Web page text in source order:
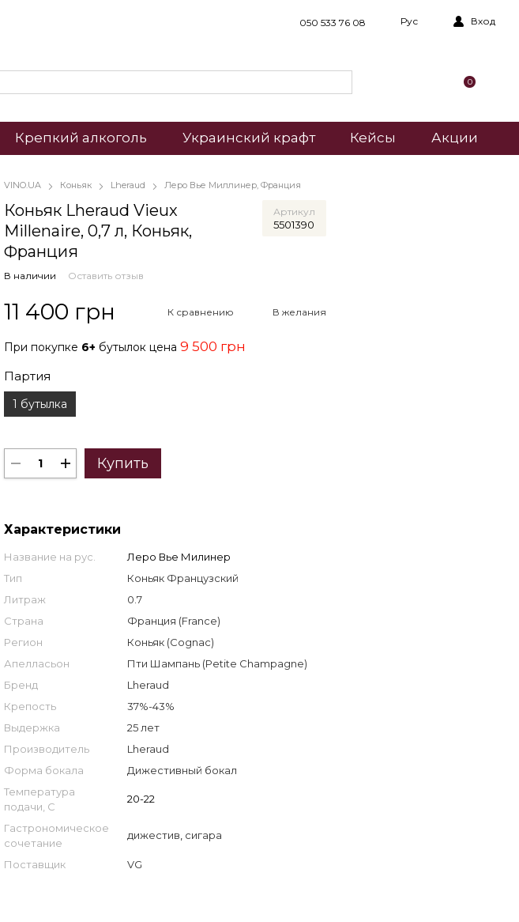
050 533 76 08 Рус Вход
0
Крепкий алкоголь Украинский крафт Кейсы Акции
VINO.UA Коньяк Lheraud Леро Вье Миллинер, Франция
Коньяк Lheraud Vieux
Millenaire, 0,7 л, Коньяк,
Франция
Артикул
5501390
В наличии Оставить отзыв
11 400 грн К сравнению В желания
При покупке 6+ бутылок цена 9 500 грн
Партия
1 бутылка
Купить
Характеристики
Название на рус.
Леро Вье Милинер
Тип
Коньяк Французcкий
Литраж
0.7
Страна
Франция (France)
Регион
Коньяк (Cognac)
Апелласьон
Пти Шампань (Petite Champagne)
Бренд
Lheraud
Крепость
37%-43%
Выдержка
25 лет
Производитель
Lheraud
Форма бокала
Дижестивный бокал
Температура
подачи, С
20-22
Гастрономическое
сочетание
дижестив сигара
Поставщик VG